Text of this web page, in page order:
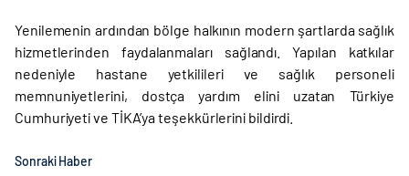
Yenilemenin ardından bölge halkının modern şartlarda sağlık
hizmetlerinden faydalanmaları sağlandı. Yapılan katkılar
nedeniyle hastane yetkilileri ve sağlık personeli
memnuniyetlerini, dostça yardım elini uzatan Türkiye
Cumhuriyeti ve TİKA’ya teşekkürlerini bildirdi.
Sonraki Haber